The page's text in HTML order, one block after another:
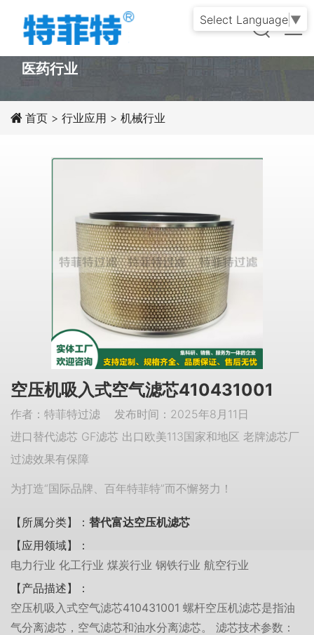
PRODUCT
医药行业
首页 > 行业应用 > 机械行业
空压机吸入式空气滤芯410431001
作者：特菲特过滤 发布时间：2025年8月11日
进口替代滤芯 GF滤芯 出口欧美113国家和地区 老牌滤芯厂
过滤效果有保障
为打造“国际品牌、百年特菲特”而不懈努力！
【所属分类】： 替代富达空压机滤芯
【应用领域】：
电力行业 化工行业 煤炭行业 钢铁行业 航空行业
【产品描述】：
空压机吸入式空气滤芯410431001 螺杆空压机滤芯是指油
气分离滤芯，空气滤芯和油水分离滤芯。 滤芯技术参数：
Select Language ▼